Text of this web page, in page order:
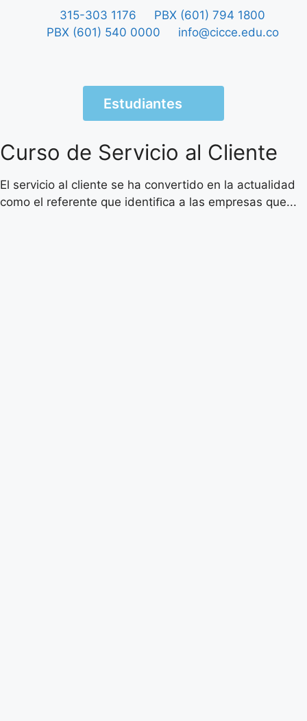
315-303 1176
PBX (601) 794 1800
PBX (601) 540 0000
info@cicce.edu.co
Estudiantes
Curso de Servicio al Cliente
El servicio al cliente se ha convertido en la actualidad
como el referente que identiﬁca a las empresas que...